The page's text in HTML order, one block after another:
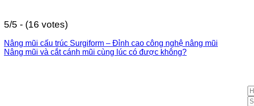
5/5 - (16 votes)
Nâng mũi cấu trúc Surgiform – Đỉnh cao công nghệ nâng mũi
Nâng mũi và cắt cánh mũi cùng lúc có được không?